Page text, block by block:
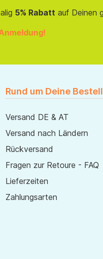
5% Rabatt auf Deinen
Rund um Deine
Versand DE & AT
Versand nach Ländern
Rückversand
Fragen zur Retoure - FAQ
Lieferzeiten
Zahlungsarten